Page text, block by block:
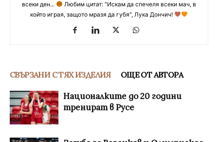
всеки ден...
Любим цитат: "Искам да спечеля всеки мач, в
който играя, защото мразя да губя", Лука Дончич!
СВЪРЗАНИ С ТЯХ ИЗДЕЛИЯ ОЩЕ ОТ АВТОРА
Националките до 20 години
тренират в Русе